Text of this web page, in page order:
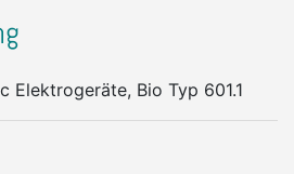
Elektrogeräte, Bio Typ 601.1